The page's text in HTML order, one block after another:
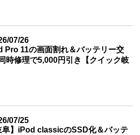
07/26
Pro 11の画面割れ＆バッテリー交
時修理で5,000円引き【クイック岐
07/25
阜】iPod classicのSSD化＆バッテ